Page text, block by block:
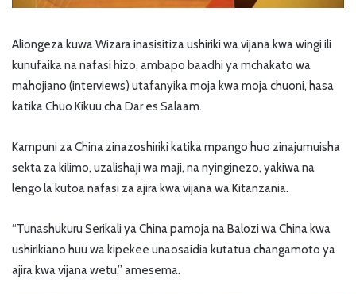
Aliongeza kuwa Wizara inasisitiza ushiriki wa vijana kwa wingi ili
kunufaika na nafasi hizo, ambapo baadhi ya mchakato wa
mahojiano (interviews) utafanyika moja kwa moja chuoni, hasa
katika Chuo Kikuu cha Dar es Salaam.
Kampuni za China zinazoshiriki katika mpango huo zinajumuisha
sekta za kilimo, uzalishaji wa maji, na nyinginezo, yakiwa na
lengo la kutoa nafasi za ajira kwa vijana wa Kitanzania.
“Tunashukuru Serikali ya China pamoja na Balozi wa China kwa
ushirikiano huu wa kipekee unaosaidia kutatua changamoto ya
ajira kwa vijana wetu,” amesema.